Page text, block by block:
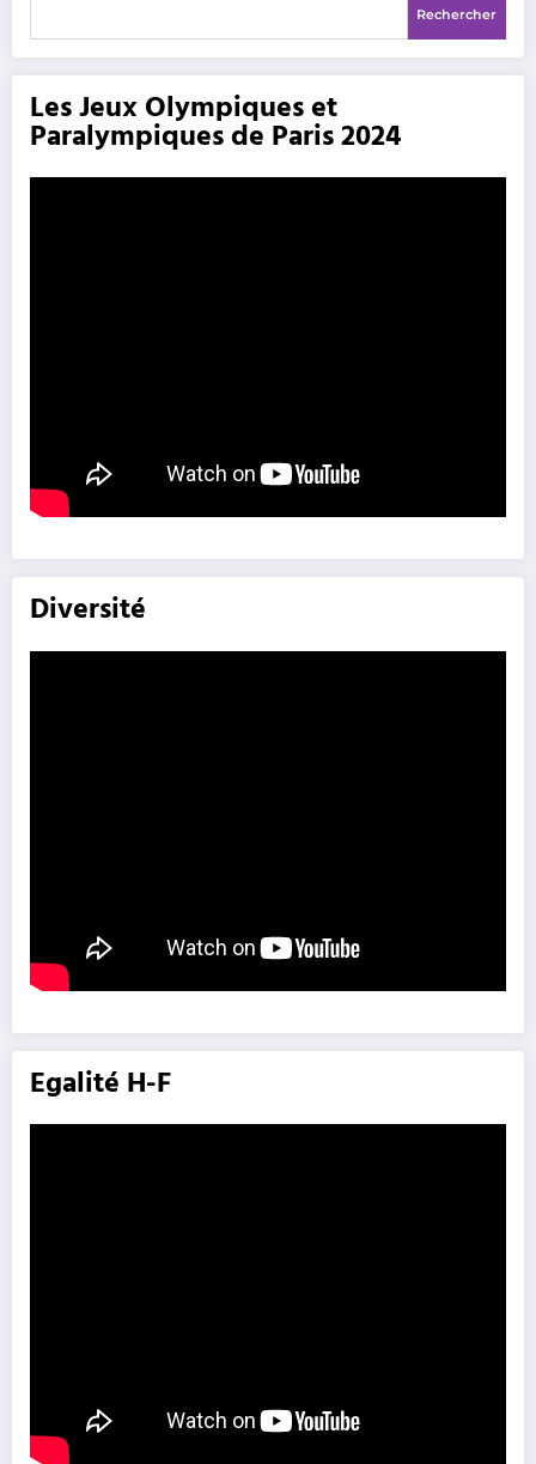
Rechercher
Les Jeux Olympiques et
Paralympiques de Paris 2024
Diversité
Egalité H-F